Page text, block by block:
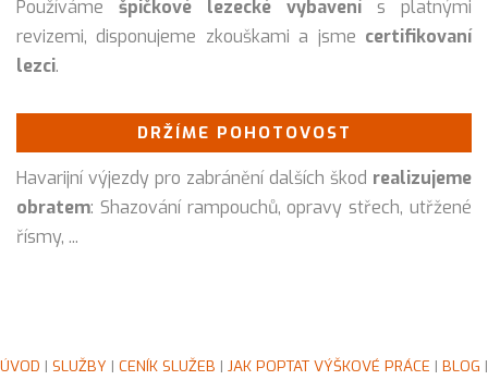
Používáme špičkové lezecké vybavenís platnými
revizemi, disponujeme zkouškami a jsme certifikovaní
lezci.
DRŽÍME POHOTOVOST
Havarijní výjezdy pro zabránění dalších škod realizujeme
obratem: Shazování rampouchů, opravy střech, utřžené
řísmy, ...
ÚVOD | SLUŽBY | CENÍK SLUŽEB | JAK POPTAT VÝŠKOVÉ PRÁCE | BLOG |